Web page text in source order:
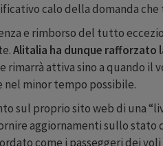
calo della domanda
e rimborso del tutto
Alitalia ha dunque rafforzato
rimarrà attiva sino a
minor tempo possibile.
proprio sito web di una
aggiornamenti sullo stato
come i passeggeri dei